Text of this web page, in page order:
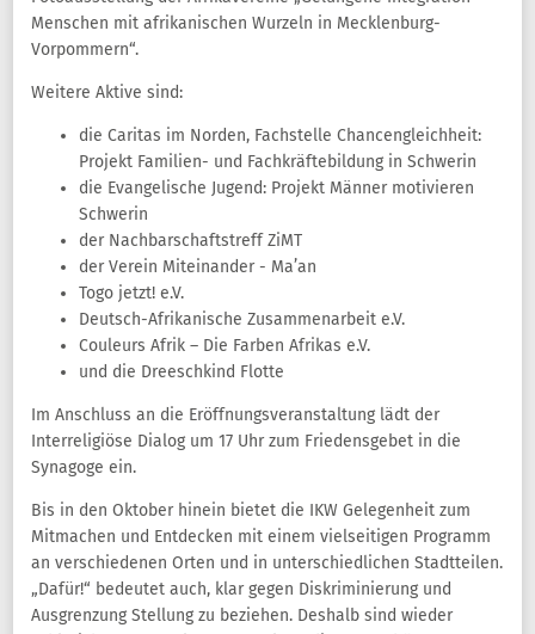
Menschen mit afrikanischen Wurzeln in Mecklenburg-
Vorpommern“.
Weitere Aktive sind:
die Caritas im Norden, Fachstelle Chancengleichheit:
Projekt Familien- und Fachkräftebildung in Schwerin
die Evangelische Jugend: Projekt Männer motivieren
Schwerin
der Nachbarschaftstreff ZiMT
der Verein Miteinander - Ma’an
Togo jetzt! e.V.
Deutsch-Afrikanische Zusammenarbeit e.V.
Couleurs Afrik – Die Farben Afrikas e.V.
und die Dreeschkind Flotte
Im Anschluss an die Eröffnungsveranstaltung lädt der
Interreligiöse Dialog um 17 Uhr zum Friedensgebet in die
Synagoge ein.
Bis in den Oktober hinein bietet die IKW Gelegenheit zum
Mitmachen und Entdecken mit einem vielseitigen Programm
an verschiedenen Orten und in unterschiedlichen Stadtteilen.
„Dafür!“ bedeutet auch, klar gegen Diskriminierung und
Ausgrenzung Stellung zu beziehen. Deshalb sind wieder